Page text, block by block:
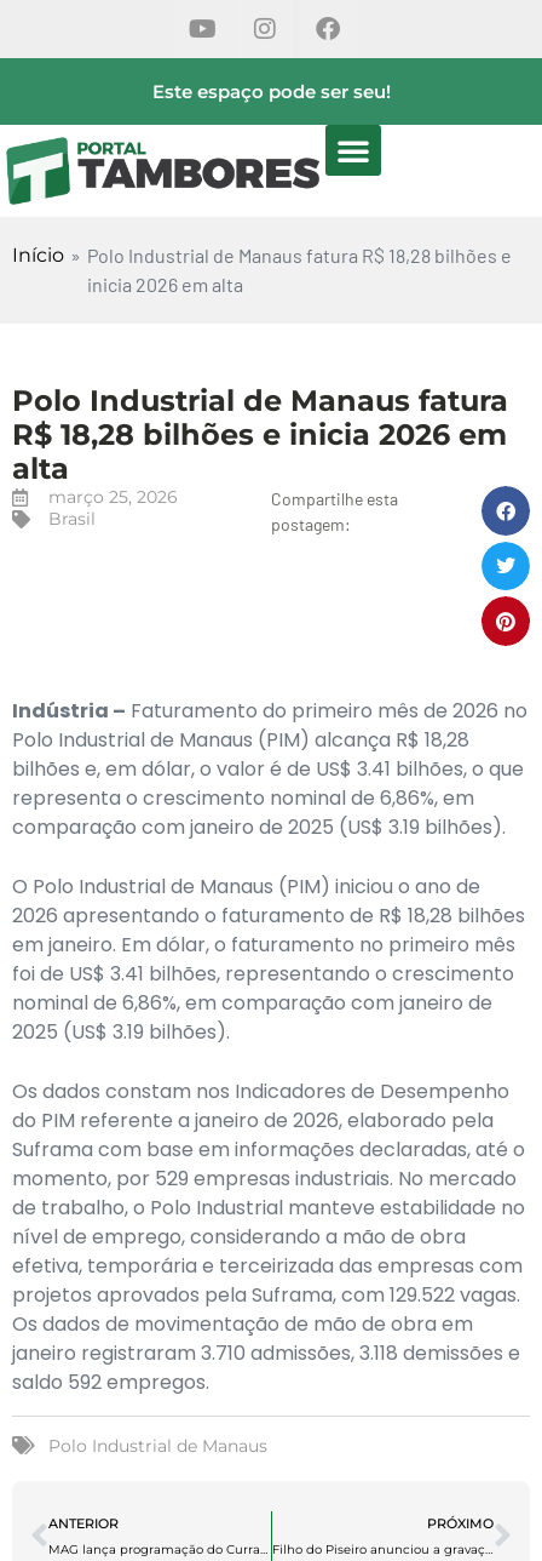
Este espaço pode ser seu!
Início » Polo Industrial de Manaus fatura R$ 18,28 bilhões e
inicia 2026 em alta
Polo Industrial de Manaus fatura
R$ 18,28 bilhões e inicia 2026 em
alta
março 25, 2026
Brasil
Compartilhe esta
postagem:
Indústria – Faturamento do primeiro mês de 2026 no
Polo Industrial de Manaus (PIM) alcança R$ 18,28
bilhões e, em dólar, o valor é de US$ 3.41 bilhões, o que
representa o crescimento nominal de 6,86%, em
comparação com janeiro de 2025 (US$ 3.19 bilhões).
O Polo Industrial de Manaus (PIM) iniciou o ano de
2026 apresentando o faturamento de R$ 18,28 bilhões
em janeiro. Em dólar, o faturamento no primeiro mês
foi de US$ 3.41 bilhões, representando o crescimento
nominal de 6,86%, em comparação com janeiro de
2025 (US$ 3.19 bilhões).
Os dados constam nos Indicadores de Desempenho
do PIM referente a janeiro de 2026, elaborado pela
Suframa com base em informações declaradas, até o
momento, por 529 empresas industriais. No mercado
de trabalho, o Polo Industrial manteve estabilidade no
nível de emprego, considerando a mão de obra
efetiva, temporária e terceirizada das empresas com
projetos aprovados pela Suframa, com 129.522 vagas.
Os dados de movimentação de mão de obra em
janeiro registraram 3.710 admissões, 3.118 demissões e
saldo 592 empregos.
Polo Industrial de Manaus
ANTERIOR PRÓXIMO